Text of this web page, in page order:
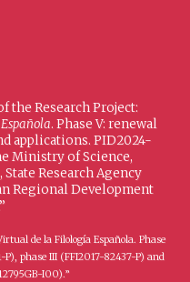
the Research Project:
. Phase V: renewal
applications. PID2024-
Ministry of Science,
Research Agency
Regional Development
de la Filología Española. Phase
P), phase III (FFI2017-82437-P) and
I00).”